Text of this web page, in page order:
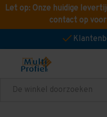
Let op: Onze huidige
contact op
Zoeken